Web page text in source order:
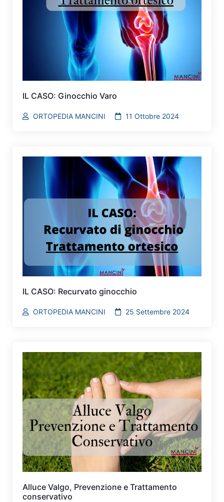
IL CASO: Ginocchio Varo
ORTOPEDIA MANCINI 11 Ottobre 2024
IL CASO: Recurvato ginocchio
ORTOPEDIA MANCINI 25 Settembre 2024
Alluce Valgo, Prevenzione e Trattamento
conservativo